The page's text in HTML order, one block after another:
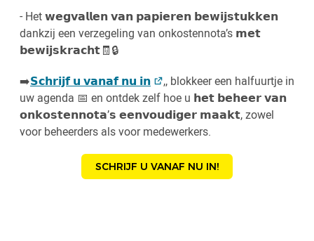
- Het 𝘄𝗲𝗴𝘃𝗮𝗹𝗹𝗲𝗻 𝘃𝗮𝗻 𝗽𝗮𝗽𝗶𝗲𝗿𝗲𝗻 𝗯𝗲𝘄𝗶𝗷𝘀𝘁𝘂𝗸𝗸𝗲𝗻
dankzij een verzegeling van onkostennota’s 𝗺𝗲𝘁
𝗯𝗲𝘄𝗶𝗷𝘀𝗸𝗿𝗮𝗰𝗵𝘁🧾🔒
➡️𝗦𝗰𝗵𝗿𝗶𝗷𝗳 𝘂 𝘃𝗮𝗻𝗮𝗳 𝗻𝘂 𝗶𝗻
,, blokkeer een halfuurtje in
uw agenda 📅 en ontdek zelf hoe u 𝗵𝗲𝘁 𝗯𝗲𝗵𝗲𝗲𝗿 𝘃𝗮𝗻
𝗼𝗻𝗸𝗼𝘀𝘁𝗲𝗻𝗻𝗼𝘁𝗮’𝘀 𝗲𝗲𝗻𝘃𝗼𝘂𝗱𝗶𝗴𝗲𝗿 𝗺𝗮𝗮𝗸𝘁, zowel
voor beheerders als voor medewerkers.
SCHRIJF U VANAF NU IN!